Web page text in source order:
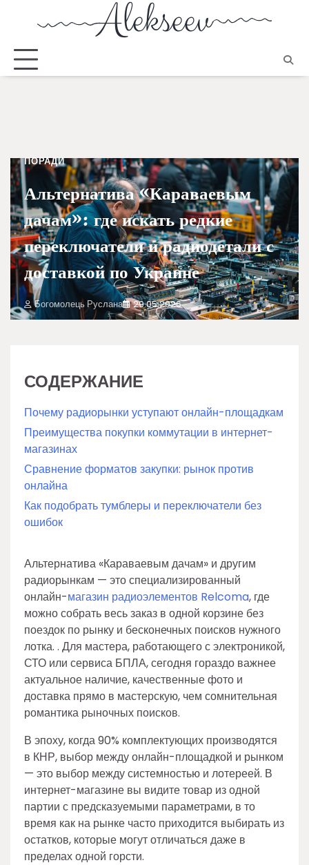
ПОРАДИ
Альтернатива «Караваевым
дачам»: где искать редкие
переключатели и радиодетали с
доставкой по Украине
Богомолець Руслана 29.05.2026
СОДЕРЖАНИЕ
Почему радиорынки уступают онлайн-площадкам
Преимущества покупки коммутации в интернет-
магазинах
Сравнение форматов закупки: рынок против
онлайна
Как подобрать тумблеры и переключатели без
ошибок
Альтернатива «Караваевым дачам» и другим
радиорынкам — это специализированный
онлайн-магазин радиоэлементов Relcoma, где
можно собрать весь заказ в одной корзине без
поездок по рынку и бесконечных поисков нужного
лотка. . Для мастера, работающего с электроникой,
СТО или сервиса БПЛА, сегодня гораздо важнее
актуальное наличие, качественные фото и
доставка прямо в мастерскую, чем сомнительная
романтика рыночных поисков.
В эпоху, когда 90% комплектующих производятся
в КНР, выбор между онлайн-площадкой и рынком
— это выбор между системностью и лотереей. В
интернет-магазине вы видите товар из одной
партии с предсказуемыми параметрами, в то
время как на рынке часто приходится выбирать из
остатков, которые могут отличаться даже в
пределах одной горсти.